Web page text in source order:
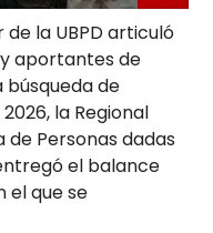
de la UBPD articuló
aportantes de
de
la Regional
de Personas dadas
el balance
el que se